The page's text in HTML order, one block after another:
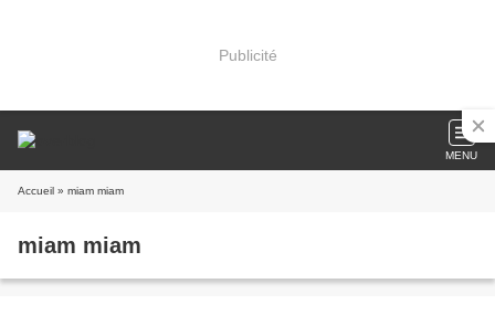
Publicité
MENU
Accueil » miam miam
miam miam